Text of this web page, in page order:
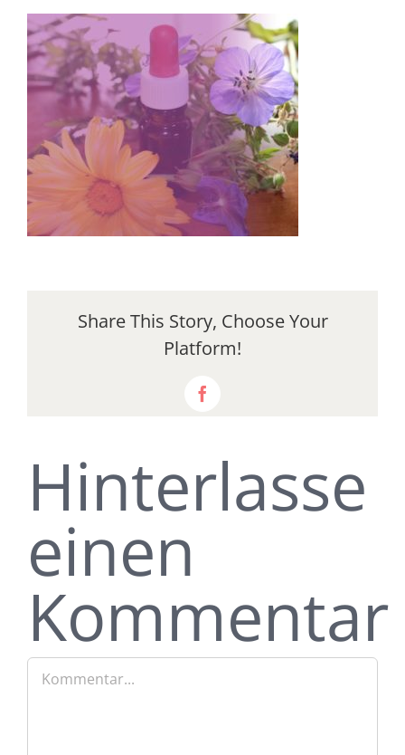
Share This Story, Choose Your
Platform!
Facebook
Hinterlasse
einen
Kommentar